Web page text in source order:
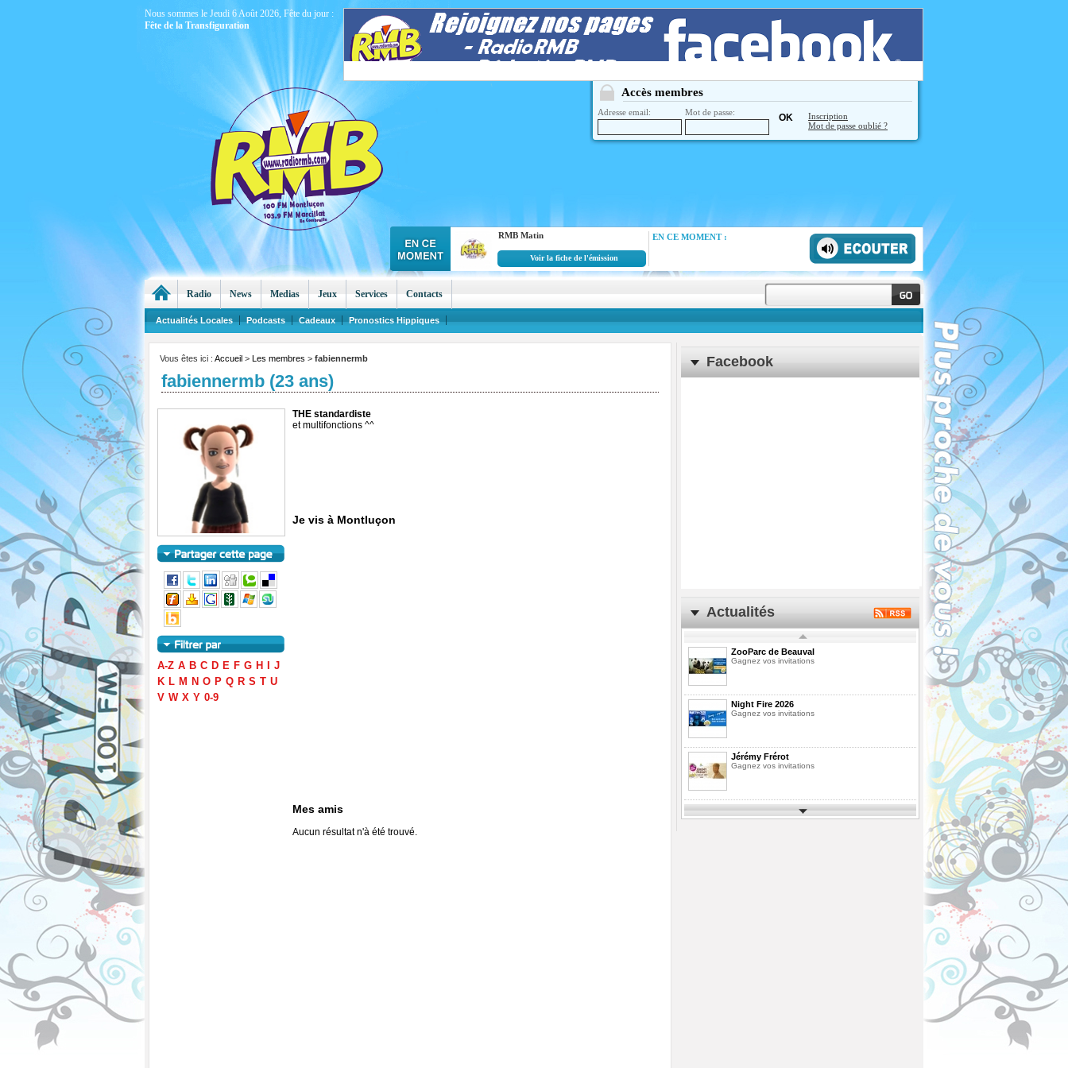
Vous êtes ici : Accueil > Les membres > fabiennermb
fabiennermb (23 ans)
THE standardiste
et multifonctions ^^
Je vis à Montluçon
Mes amis
Aucun résultat n'à été trouvé.
A-Z A B C D E F G H
J
K L M N O P Q R S T U
V W X Y 0-9
Facebook
Actualités
ZooParc de Beauval
Gagnez vos invitations
Night Fire 2026
Gagnez vos invitations
Jérémy Frérot
Gagnez vos invitations
Parcs d'Attractions et de Loisirs 2026
RMB Matin
Voir la fiche de l'émission
EN CE MOMENT :
Accès membres
Adresse email: Mot de passe:
Inscription
Mot de passe oublié ?
Radio News Medias Jeux Services Contacts
Actualités Locales Podcasts Cadeaux Pronostics Hippiques
Nous sommes le Jeudi 6 Août 2026, Fête du jour :
Fête de la Transfiguration